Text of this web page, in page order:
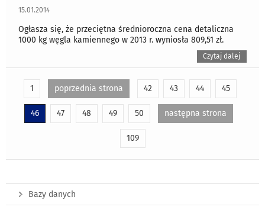
15.01.2014
Ogłasza się, że przeciętna średnioroczna cena detaliczna
1000 kg węgla kamiennego w 2013 r. wyniosła 809,51 zł.
Czytaj dalej
1 poprzednia strona 42 43 44 45
46 47 48 49 50 następna strona
109
Bazy danych